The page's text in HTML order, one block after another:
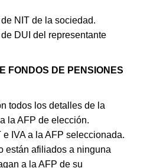
NIT de la sociedad.
DUI del representante
FONDOS DE PENSIONES
todos los detalles de la
la AFP de elección.
IVA a la AFP seleccionada.
están afiliados a ninguna
a la AFP de su